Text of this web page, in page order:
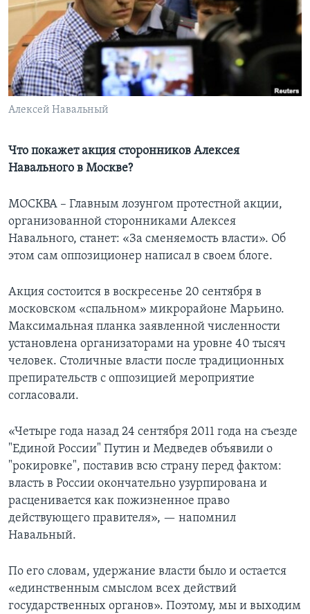
Learning English
СОЦИАЛЬНЫЕ СЕТИ
Алексей Навальный
Что покажет акция сторонников Алексея
Навального в Москве?
МОСКВА – Главным лозунгом протестной акции,
организованной сторонниками Алексея
Навального, станет: «За сменяемость власти». Об
этом сам оппозиционер написал в своем блоге.
Акция состоится в воскресенье 20 сентября в
московском «спальном» микрорайоне Марьино.
Максимальная планка заявленной численности
установлена организаторами на уровне 40 тысяч
человек. Столичные власти после традиционных
препирательств с оппозицией мероприятие
согласовали.
«Четыре года назад 24 сентября 2011 года на съезде
"Единой России" Путин и Медведев объявили о
"рокировке", поставив всю страну перед фактом:
власть в России окончательно узурпирована и
расценивается как пожизненное право
действующего правителя», — напомнил
Навальный.
По его словам, удержание власти было и остается
«единственным смыслом всех действий
государственных органов». Поэтому, мы и выходим